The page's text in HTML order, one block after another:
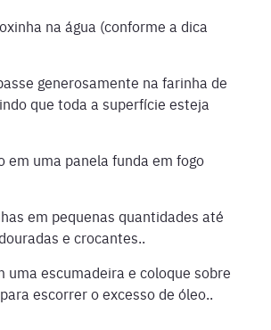
na água (conforme a dica
generosamente na farinha de
que toda a superfície esteja
em uma panela funda em fogo
em pequenas quantidades até
e crocantes..
uma escumadeira e coloque sobre
escorrer o excesso de óleo..